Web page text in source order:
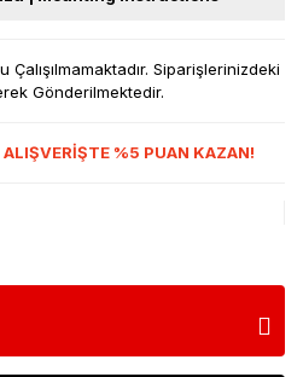
Çalışılmamaktadır. Siparişlerinizdeki
Gönderilmektedir.
%5 PUAN KAZAN!